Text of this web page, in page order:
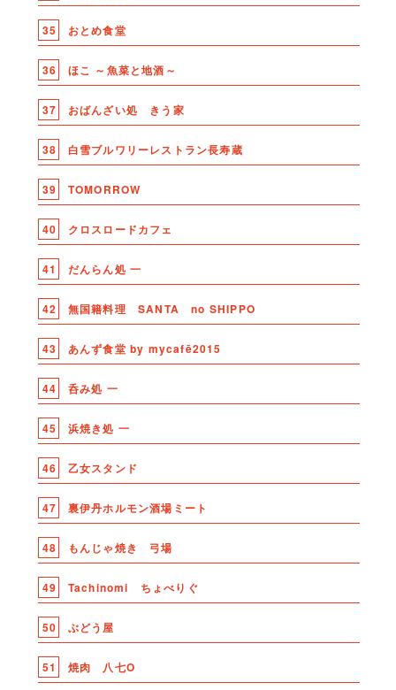
35 おとめ食堂
36 ほこ ～魚菜と地酒～
37 おばんざい処 きう家
38 白雪ブルワリーレストラン長寿蔵
39 TOMORROW
40 クロスロードカフェ
41 だんらん処 一
42 無国籍料理 SANTA no SHIPPO
43 あんず食堂 by mycafē2015
44 呑み処 一
45 浜焼き処 一
46 乙女スタンド
47 裏伊丹ホルモン酒場ミート
48 もんじゃ焼き 弓場
49 Tachinomi ちょべりぐ
50 ぶどう屋
51 焼肉 八七O